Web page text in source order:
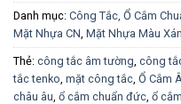
Danh mục: Công Tắc, Ổ Cắm
Mặt Nhựa CN Mặt Nhựa Màu
Thẻ: công tắc âm tường công
tắc tenko mặt công tắc Ổ Cắm
châu âu ổ cắm chuẩn đức ổ